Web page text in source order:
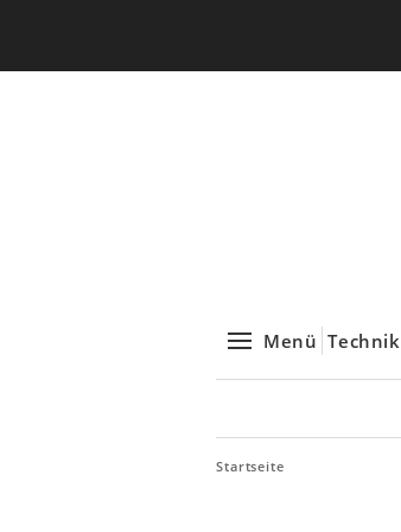
Menü Technik
Startseite